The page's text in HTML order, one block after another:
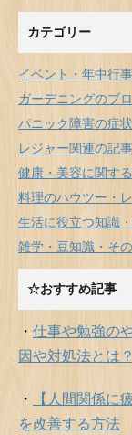
カテゴリー
イベント・年中行
ガーデニングのブ
パニック障害の症
レジャー関連の記事
健康・美容に関す
料理のハウツー・
生活に役立つ知識
雑学・豆知識・そ
☆おすすめ記事
・ 仕事や勉強の
因や対処法とは？
・
【人間関係に
を改善する方法